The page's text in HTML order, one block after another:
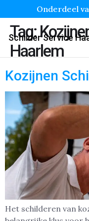
Onderdeel
Schilder Service
Tag:
Haarlem
Kozijnen
Het schilderen van